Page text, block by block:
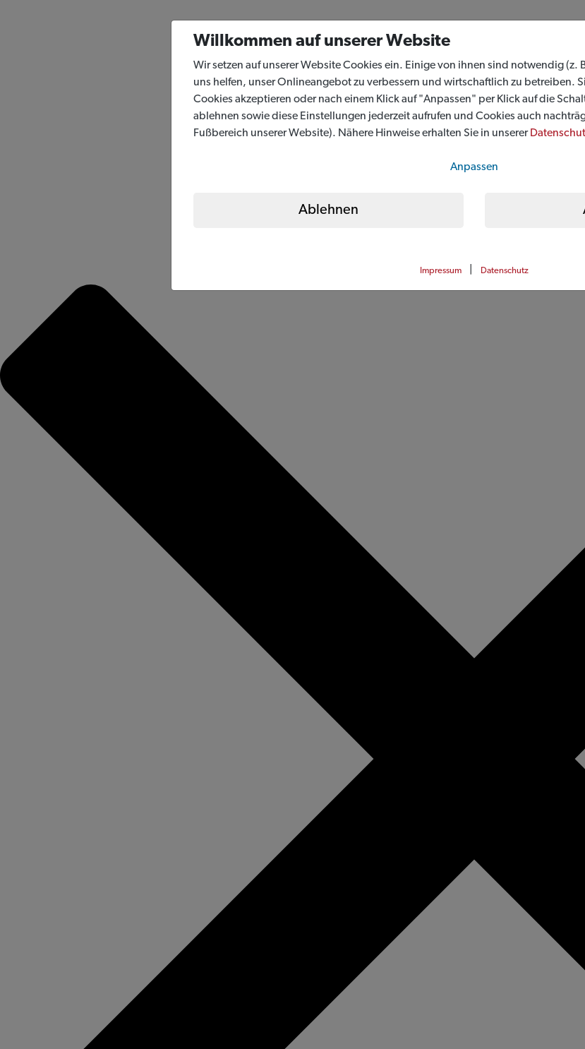
Willkommen auf unserer Website
Wir setzen auf unserer Website Cookies ein. Einige von ihnen sind notwendig (z.
uns helfen, unser Onlineangebot zu verbessern und wirtschaftlich zu betreiben.
Cookies akzeptieren oder nach einem Klick auf "Anpassen" per Klick auf die
ablehnen sowie diese Einstellungen jederzeit aufrufen und Cookies auch
Fußbereich unserer Website). Nähere Hinweise erhalten Sie in unserer
Anpassen
Ablehnen
Impressum Datenschutz